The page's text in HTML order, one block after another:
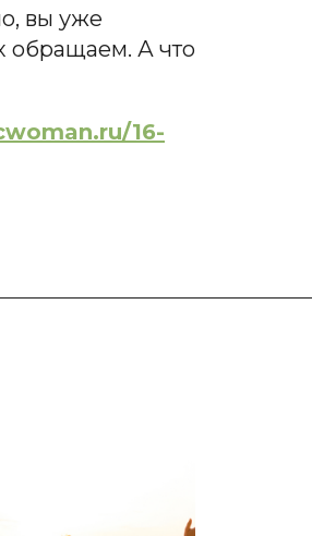
вы уже
обращаем. А что
16-